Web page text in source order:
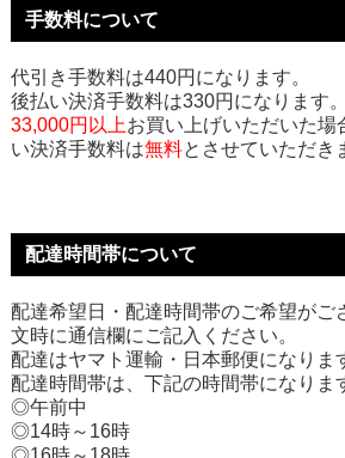
手数料について
代引き手数料は440円になります。
後払い決済手数料は330円になります。
33,000円以上お買い上げいただいた場
い決済手数料は無料とさせていただき
配達時間帯について
配達希望日・配達時間帯のご希望がご
文時に通信欄にご記入ください。
配達はヤマト運輸・日本郵便になりま
配達時間帯は、下記の時間帯になりま
◎午前中
◎14時～16時